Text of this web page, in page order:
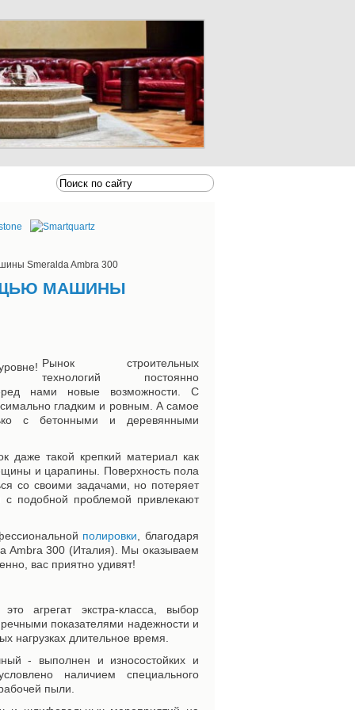
Smeralda Ambra 300
МАШИНЫ
Рынок строительных
технологий постоянно
нами новые возможности. С
гладким и ровным. А самое
с бетонными и деревянными
даже такой крепкий материал как
и царапины. Поверхность пола
со своими задачами, но потеряет
с подобной проблемой привлекают
полировки , благодаря
Ambra 300 (Италия). Мы оказываем
вас приятно удивят!
агрегат экстра-класса, выбор
показателями надежности и
нагрузках длительное время.
- выполнен и износостойких и
наличием специального
пыли.